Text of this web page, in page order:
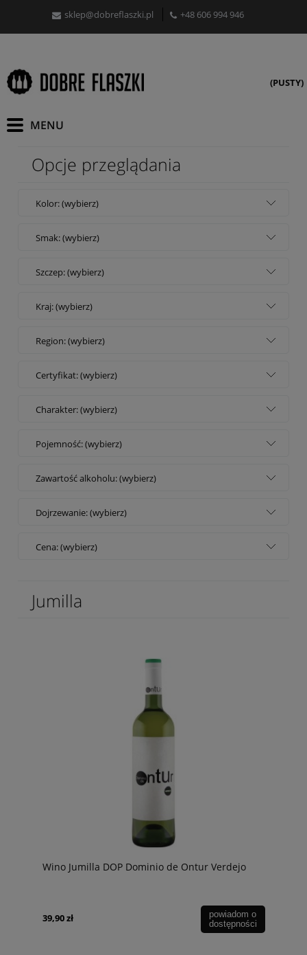
sklep@dobreflaszki.pl +48 606 994 946
(PUSTY)
Opcje przeglądania
Kolor: (wybierz)
Smak: (wybierz)
Szczep: (wybierz)
Kraj: (wybierz)
Region: (wybierz)
Certyfikat: (wybierz)
Charakter: (wybierz)
Pojemność: (wybierz)
Zawartość alkoholu: (wybierz)
Dojrzewanie: (wybierz)
Cena: (wybierz)
Jumilla
Wino Jumilla DOP Dominio de Ontur Verdejo
39,90 zł
powiadom o
dostępności